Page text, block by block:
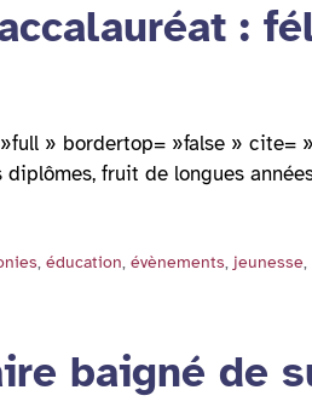
:
» bordertop= »false » cite=
fruit de longues
, éducation, évènements, jeunesse,
baigné de